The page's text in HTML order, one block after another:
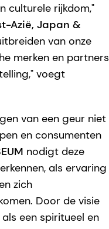
culturele rijkdom,"
Azië, Japan &
van onze
merken en partners
voegt
van een geur niet
en consumenten
nodigt deze
als ervaring
zich
Door de visie
een spiritueel en